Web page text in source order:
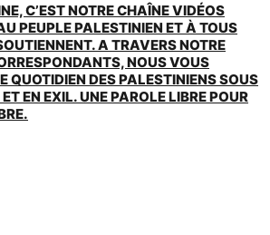
C’EST NOTRE CHAÎNE VIDÉOS
PEUPLE PALESTINIEN ET À TOUS
A TRAVERS NOTRE
NOUS VOUS
QUOTIDIEN DES PALESTINIENS SOUS
EN EXIL. UNE PAROLE LIBRE POUR